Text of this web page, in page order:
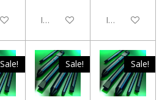
In den WarenkorbIn den
Sale! Sale! Sale!